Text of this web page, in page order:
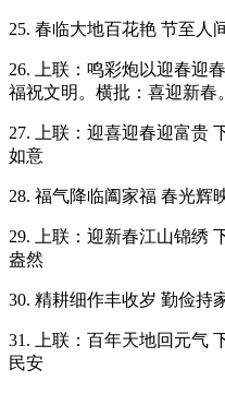
25. 春临大地百花艳 节至人
26. 上联：鸣彩炮以迎春迎
福祝文明。横批：喜迎新春。
27. 上联：迎喜迎春迎富贵
如意
28. 福气降临阖家福 春光辉
29. 上联：迎新春江山锦绣
盎然
30. 精耕细作丰收岁 勤俭持
31. 上联：百年天地回元气
民安